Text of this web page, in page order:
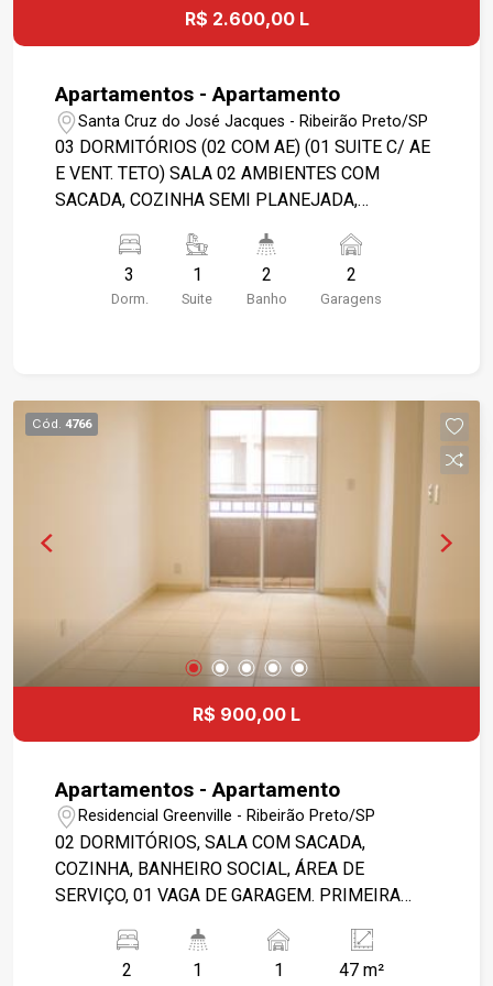
R$ 2.600,00 L
Apartamentos - Apartamento
Santa Cruz do José Jacques - Ribeirão Preto/SP
03 DORMITÓRIOS (02 COM AE) (01 SUITE C/ AE
E VENT. TETO) SALA 02 AMBIENTES COM
SACADA, COZINHA SEMI PLANEJADA,
ESPELHO E BOX , LAVANDERIA, BANHEIRO
EMPREGADA, 02 GARAGENS. PISCINA, QUADRA,
SALÃO DE FESTAS E DE JOGOS, PORTARIA 24
3
Dorm.
1
Suite
2
Banho
2
Garagens
Cód. 4766
R$ 900,00 L
Apartamentos - Apartamento
Residencial Greenville - Ribeirão Preto/SP
02 DORMITÓRIOS, SALA COM SACADA,
COZINHA, BANHEIRO SOCIAL, ÁREA DE
SERVIÇO, 01 VAGA DE GARAGEM. PRIMEIRA
ao Novo Shopping, Academia, Piscina, Campo de
Futebol, Campo de areia, Área de churrasco,
2 1 1 47 m²